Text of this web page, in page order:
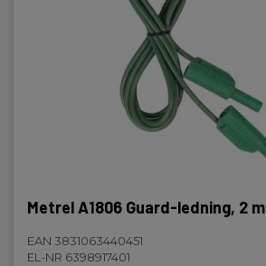
Metrel A1806 Guard-ledning, 2 m
EAN 3831063440451
EL-NR 6398917401